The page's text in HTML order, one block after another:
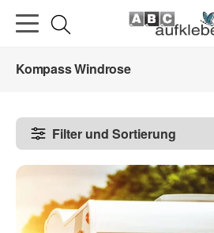
Kompass Windrose
Filter und Sortierung